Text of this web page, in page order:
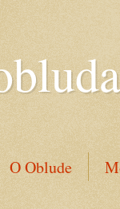
O Oblude